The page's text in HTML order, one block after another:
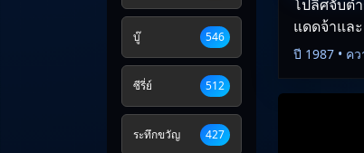
บู๊ 546
ซีรี่ย์ 512
ระทึกขวัญ 427
โปลิศจับต
แดดจ้าแล
ปี 1987 • ค